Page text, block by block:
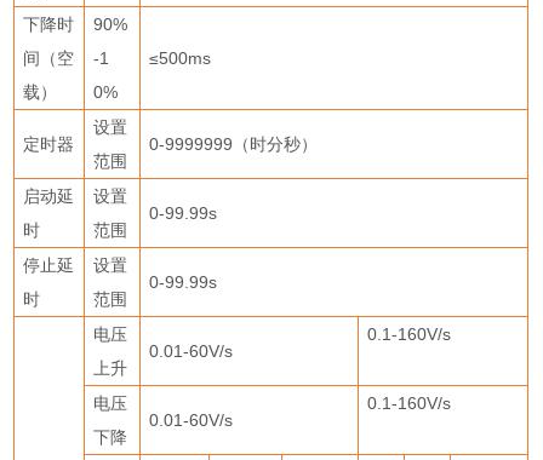
下降时
间（空
载）
90%
-1
0%
≤500ms
定时器
设置
范围
0-9999999 （时分秒）
启动延
时
设置
范围
0-99.99s
停止延
时
设置
范围
0-99.99s
电压
上升
0.01-60V/s
0.1-160V/s
电压
下降
0.01-60V/s
0.1-160V/s